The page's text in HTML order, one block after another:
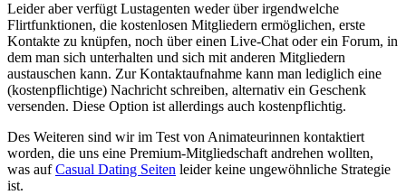
Leider aber verfügt Lustagenten weder über irgendwelche
Flirtfunktionen, die kostenlosen Mitgliedern ermöglichen, erste
Kontakte zu knüpfen, noch über einen Live-Chat oder ein Forum, in
dem man sich unterhalten und sich mit anderen Mitgliedern
austauschen kann. Zur Kontaktaufnahme kann man lediglich eine
(kostenpflichtige) Nachricht schreiben, alternativ ein Geschenk
versenden. Diese Option ist allerdings auch kostenpflichtig.
Des Weiteren sind wir im Test von Animateurinnen kontaktiert
worden, die uns eine Premium-Mitgliedschaft andrehen wollten,
was aufCasual Dating Seiten leider keine ungewöhnliche Strategie
ist.